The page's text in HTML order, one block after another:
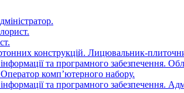
конструкцій. Лицювальник-
та програмного забезпечення.
комп’ютерного набору.
та програмного забезпечення.